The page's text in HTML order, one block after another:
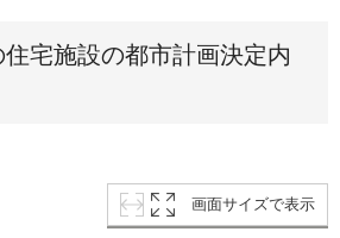
宅施設の都市計画決定内
画面サイズで表示